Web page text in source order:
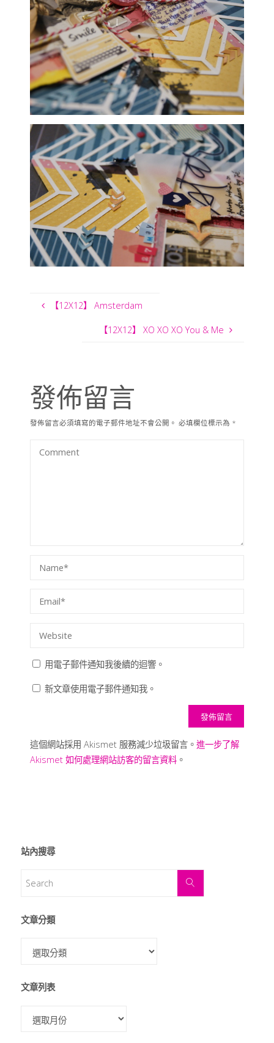
【12X12】 Amsterdam
【12X12】 XO XO XO You & Me
發佈留言
發佈留言必須填寫的電子郵件地址不會公開。 必填欄位標示為 *
用電子郵件通知我後續的迴響。
新文章使用電子郵件通知我。
這個網站採用 Akismet 服務減少垃圾留言。 進一步了解
Akismet 如何處理網站訪客的留言資料。
站內搜尋
文章分類
文章列表